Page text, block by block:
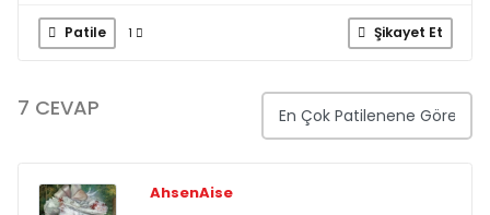
Patile 1 Şikayet Et
7 CEVAP
AhsenAise